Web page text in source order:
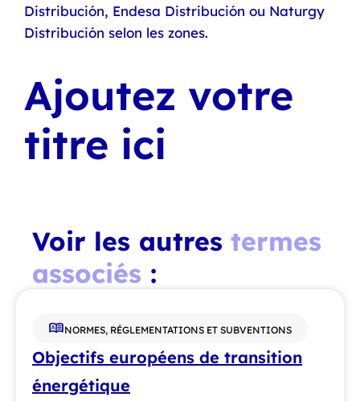
Distribución, Endesa Distribución ou Naturgy
Distribución selon les zones.
Ajoutez votre
titre ici
Voir les autres termes
associés :
NORMES, RÉGLEMENTATIONS ET SUBVENTIONS
Objectifs européens de transition
énergétique